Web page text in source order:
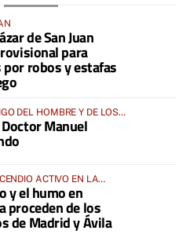
de San Juan
para
robos y estafas
DEL HOMBRE Y DE LOS
Manuel
ACTIVO EN LA
y el humo en
proceden de los
de Madrid y Ávila